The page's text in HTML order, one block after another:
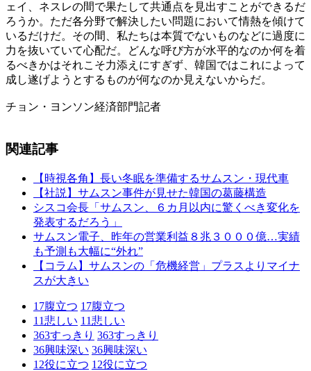
ェイ、ネスレの間で果たして共通点を見出すことができるだ
ろうか。ただ各分野で解決したい問題において情熱を傾けて
いるだけだ。その間、私たちは本質でないものなどに過度に
力を抜いていて心配だ。どんな呼び方が水平的なのか何を着
るべきかはそれこそ力添えにすぎず、韓国ではこれによって
成し遂げようとするものが何なのか見えないからだ。
チョン・ヨンソン経済部門記者
関連記事
【時視各角】長い冬眠を準備するサムスン・現代車
【社説】サムスン事件が見せた韓国の葛藤構造
シスコ会長「サムスン、６カ月以内に驚くべき変化を
発表するだろう」
サムスン電子、昨年の営業利益８兆３０００億…実績
も予測も大幅に“外れ”
【コラム】サムスンの「危機経営」プラスよりマイナ
スが大きい
17腹立つ 17腹立つ
11悲しい 11悲しい
363すっきり 363すっきり
36興味深い 36興味深い
12役に立つ 12役に立つ